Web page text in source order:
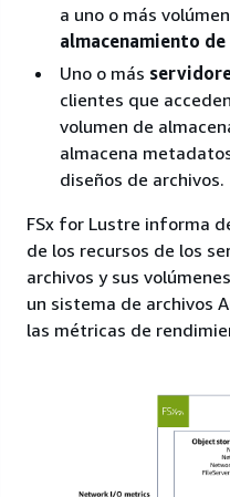
a uno o más
almacenamiento
Uno o más
clientes que
volumen de
almacena
diseños de archivos.
FSx for Lustre informa
de los recursos de los
archivos y sus
un sistema de archivos
las métricas de